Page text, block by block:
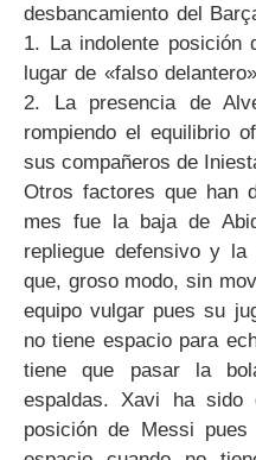
desbancamiento del
1. La indolente posición
lugar de «falso
2. La presencia de
rompiendo el equilibrio
sus compañeros de
Otros factores que han
mes fue la baja de
repliegue defensivo y
que, groso modo, sin
equipo vulgar pues su
no tiene espacio para
tiene que pasar la
espaldas. Xavi ha sido
posición de Messi